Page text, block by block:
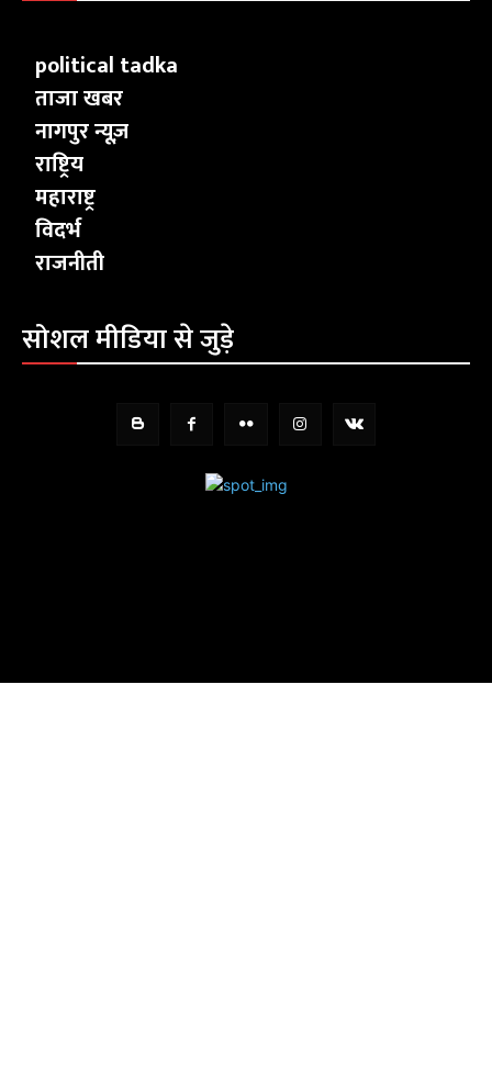
political tadka
ताजा खबर
नागपुर न्यूज़
राष्ट्रिय
महाराष्ट्र
विदर्भ
राजनीती
सोशल मीडिया से जुड़े